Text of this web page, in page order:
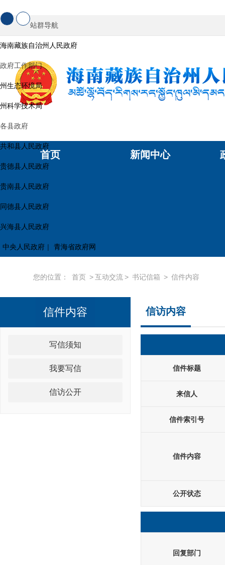
站群导航
海南藏族自治州人民政府
政府工作部门
州生态环境局
州科学技术局
各县政府
共和县人民政府
贵德县人民政府
贵南县人民政府
同德县人民政府
兴海县人民政府
中央人民政府 | 青海省政府网
首页 新闻中心
您的位置： 首页 >互动交流> 书记信箱 > 信件内容
信件内容
写信须知
我要写信
信访公开
信访内容
信件标题
来信人
信件索引号
信件内容
公开状态
回复部门